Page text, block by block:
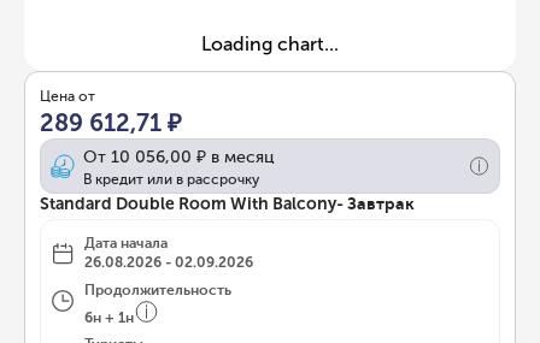
Loading chart...
Цена от
289 612,71 ₽
От 10 056,00 ₽ в месяц
В кредит или в рассрочку
Standard Double Room With Balcony- Завтрак
Дата начала
26.08.2026 - 02.09.2026
Продолжительность
6н + 1н